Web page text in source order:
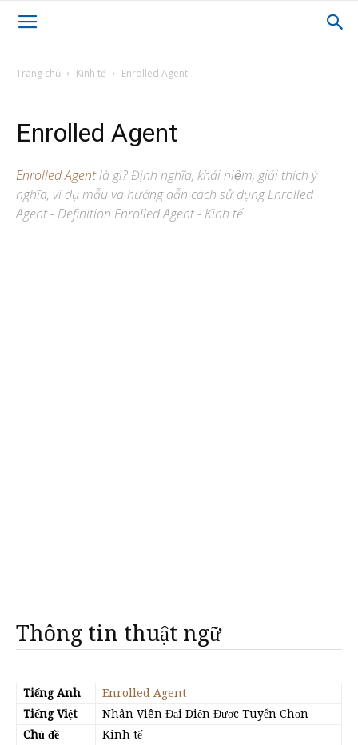
Trang chủ Kinh tế Enrolled Agent
Enrolled Agent
Enrolled Agentlà gì? Định nghĩa, khái niệm, giải thích ý
nghĩa, ví dụ mẫu và hướng dẫn cách sử dụng Enrolled
Agent - Definition Enrolled Agent - Kinh tế
Thông tin thuật ngữ
Tiếng Anh
Enrolled Agent
Tiếng Việt
Nhân Viên Đại Diện Được Tuyển Chọn
Chủ đề
Kinh tế